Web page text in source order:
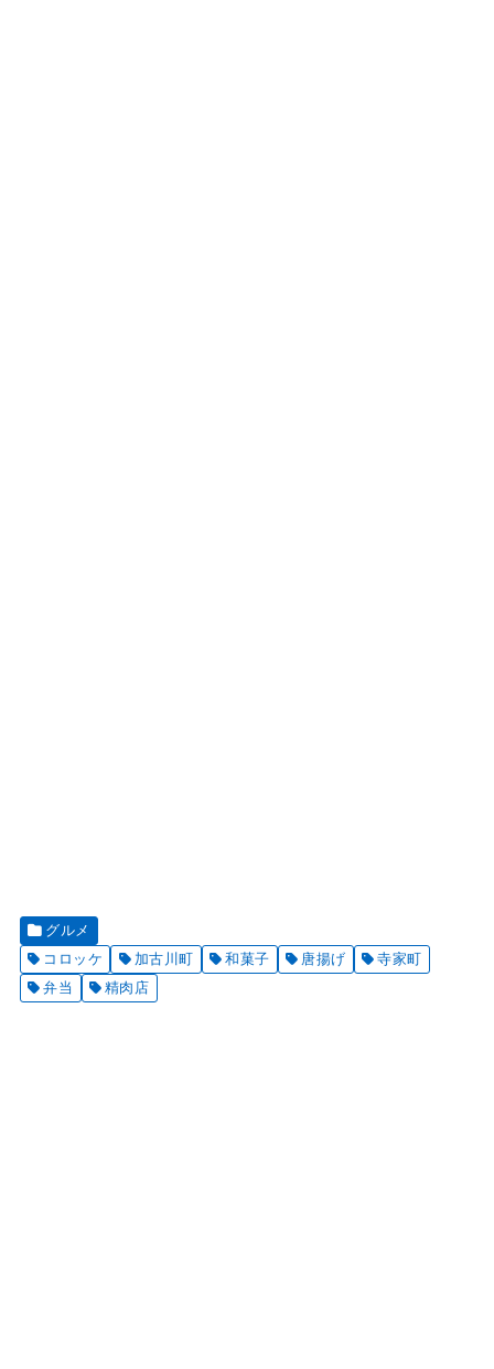
グルメ
コロッケ
加古川町 和菓子 唐揚げ
寺家町
弁当
精肉店